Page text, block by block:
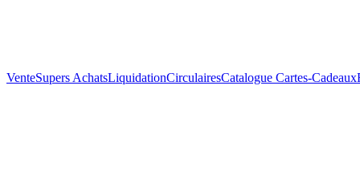
VenteSupers AchatsLiquidationCirculairesCatalogue Cartes-Cadeaux